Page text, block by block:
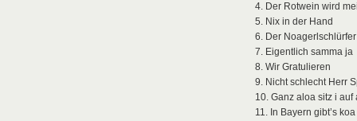
4. Der Rotwein wird
5. Nix in der Hand
6. Der Noagerlschlürfer
7. Eigentlich samma ja
8. Wir Gratulieren
9. Nicht schlecht Herr
10. Ganz aloa sitz i auf
11. In Bayern gibt’s